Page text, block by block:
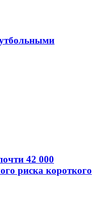
42 000
риска короткого